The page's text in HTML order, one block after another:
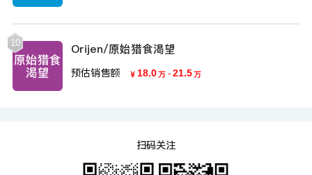
10 Orijen/原始猎食渴望
预估销售额 ￥ 18.0万 - 21.5万
扫码关注